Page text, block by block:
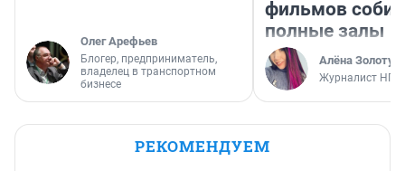
Олег Арефьев
Блогер, предприниматель,
владелец в транспортном
бизнесе
фильмов
полные залы
Алёна
Журналист НГС
РЕКОМЕНДУЕМ